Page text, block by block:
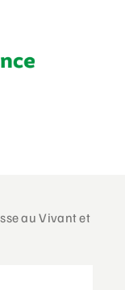
au Vivant et